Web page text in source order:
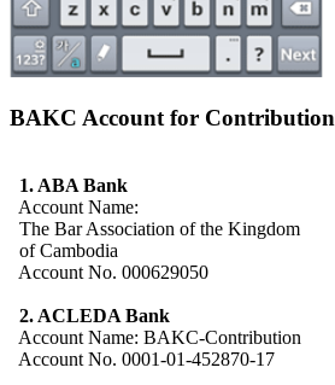
BAKC Account for Contribution
1. ABA Bank
Account Name:
The Bar Association of the Kingdom
of Cambodia
Account No. 000629050
2. ACLEDA Bank
Account Name: BAKC-Contribution
Account No. 0001-01-452870-17